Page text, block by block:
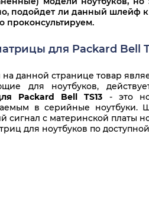
подойдет ли данный шлейф
проконсультируем.
для Packard Bell
данной странице товар
для ноутбуков,
Packard Bell TS13 - это
в серийные ноутбуки.
сигнал с материнской платы
для ноутбуков по